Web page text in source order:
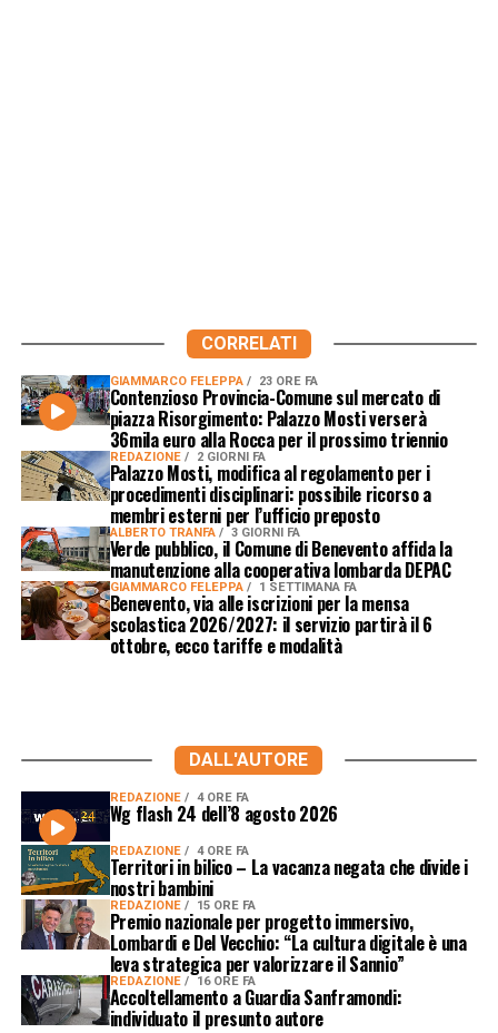
CORRELATI
GIAMMARCO FELEPPA 23 ORE FA
Contenzioso Provincia-Comune sul mercato di
piazza Risorgimento: Palazzo Mosti verserà
36mila euro alla Rocca per il prossimo triennio
REDAZIONE 2 GIORNI FA
Palazzo Mosti, modifica al regolamento per i
procedimenti disciplinari: possibile ricorso a
membri esterni per l’ufficio preposto
ALBERTO TRANFA 3 GIORNI FA
Verde pubblico, il Comune di Benevento affida la
manutenzione alla cooperativa lombarda DEPAC
GIAMMARCO FELEPPA 1 SETTIMANA FA
Benevento, via alle iscrizioni per la mensa
scolastica 2026/2027: il servizio partirà il 6
ottobre, ecco tariffe e modalità
DALL'AUTORE
REDAZIONE 4 ORE FA
Wg flash 24 dell’8 agosto 2026
REDAZIONE 4 ORE FA
Territori in bilico – La vacanza negata che divide i
nostri bambini
REDAZIONE 15 ORE FA
Premio nazionale per progetto immersivo,
Lombardi e Del Vecchio: “La cultura digitale è una
leva strategica per valorizzare il Sannio”
REDAZIONE 16 ORE FA
Accoltellamento a Guardia Sanframondi:
individuato il presunto autore